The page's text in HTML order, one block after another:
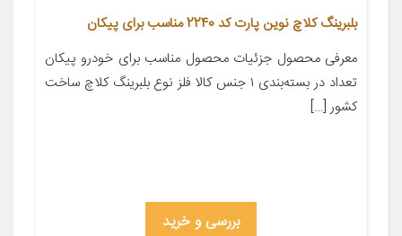
بلبرینگ کلاچ نوین پارت کد 2240 مناسب برای پیکان
معرفی محصول جزئیات محصول مناسب برای خودرو پیکان
تعداد در بسته‌بندی ۱ جنس کالا فلز نوع بلبرینگ کلاچ ساخت
کشور […]
بررسی و خرید